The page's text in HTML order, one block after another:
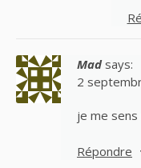
Mad says:
2
je me
Répondre